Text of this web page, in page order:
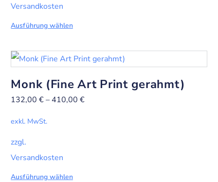
Versandkosten
Ausführung wählen
Monk (Fine Art Print gerahmt)
132,00€– 410,00€
exkl. MwSt.
zzgl.
Versandkosten
Ausführung wählen